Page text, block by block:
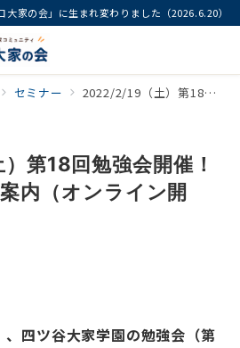
家の会」に生まれ変わりました（2026.6.20）
セミナー 2022/2/19（土）第18回勉強会開催！参加者募集のご案内（オンライン開催）
第18回勉強会開催！
内（オンライン開
四ツ谷大家学園の勉強会（第